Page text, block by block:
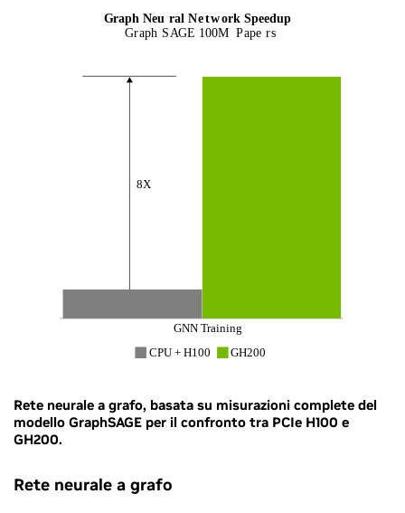
Rete neurale a grafo, basata su misurazioni complete del
modello GraphSAGE per il confronto tra PCIe H100 e
GH200.
Rete neurale a grafo